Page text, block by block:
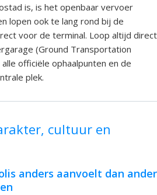
is, is het openbaar vervoer
lopen ook te lang rond bij de
voor de terminal. Loop altijd direct
(Ground Transportation
officiële ophaalpunten en de
plek.
cultuur en
anders aanvoelt dan